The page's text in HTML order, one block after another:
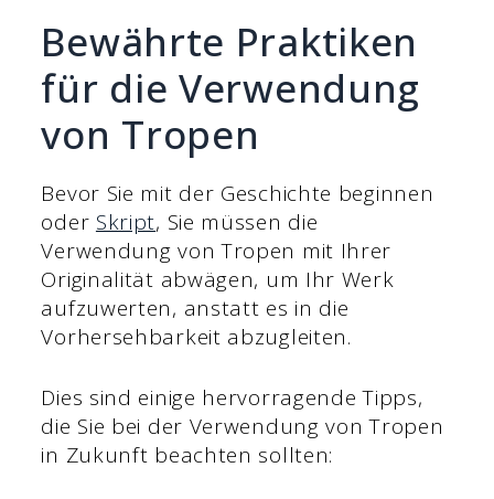
Bewährte Praktiken
für die Verwendung
von Tropen
Bevor Sie mit der Geschichte beginnen
oder Skript, Sie müssen die
Verwendung von Tropen mit Ihrer
Originalität abwägen, um Ihr Werk
aufzuwerten, anstatt es in die
Vorhersehbarkeit abzugleiten.
Dies sind einige hervorragende Tipps,
die Sie bei der Verwendung von Tropen
in Zukunft beachten sollten: